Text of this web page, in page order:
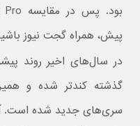
پیش، همراه گجت نیوز
در سال‌های اخیر روند
گذشته کندتر شده و
سری‌های جدید شده است.